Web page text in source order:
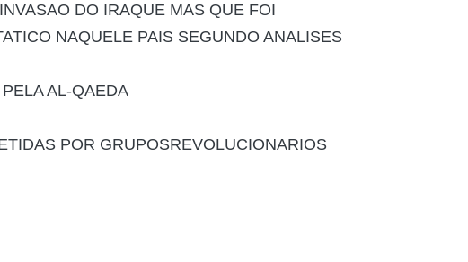
DO IRAQUE MAS QUE FOI
NAQUELE PAIS SEGUNDO ANALISES
AL-QAEDA
POR GRUPOSREVOLUCIONARIOS